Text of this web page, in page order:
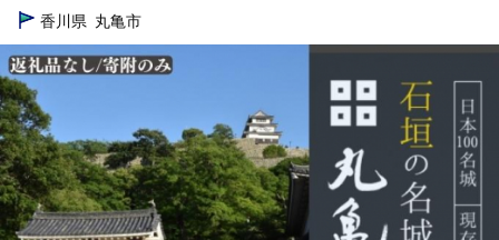
TOP
香川県 丸亀市